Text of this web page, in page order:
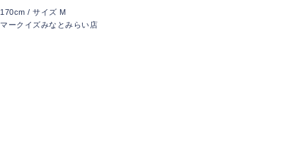
170cm / サイズ M
マークイズみなとみらい店